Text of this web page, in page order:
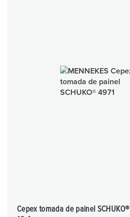
Cepex tomada de painel SCHUKO®